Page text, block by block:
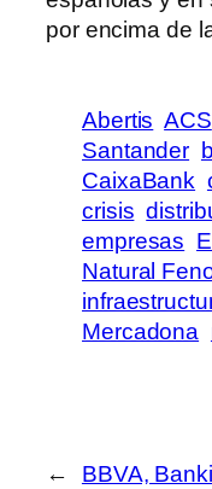
por encima de
Abertis ACS
Santander
CaixaBank
crisis
empresas
Natural
Mercadona
←
BBVA,